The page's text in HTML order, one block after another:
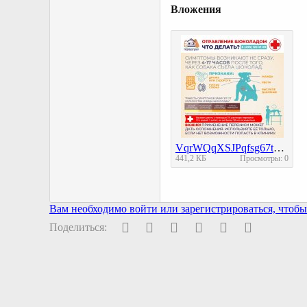
Вложения
VqrWQqXSJPqfsg67tqSOu8xd9NCPqJ5oychxTQ_xvE5vKizyXOwm0IeBXFqOHD7V_46_yjma1CW5gurEpETcbVTM.jpg
441,2 КБ Просмотры: 0
Вам необходимо войти или зарегистрироваться, чтобы
Поделиться:
Facebook
Twitter PinterestWhatsAppЭлектронная